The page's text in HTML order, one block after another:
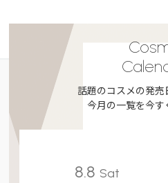
話題のコスメの発売
今月の一覧を今す
8.8 Sat